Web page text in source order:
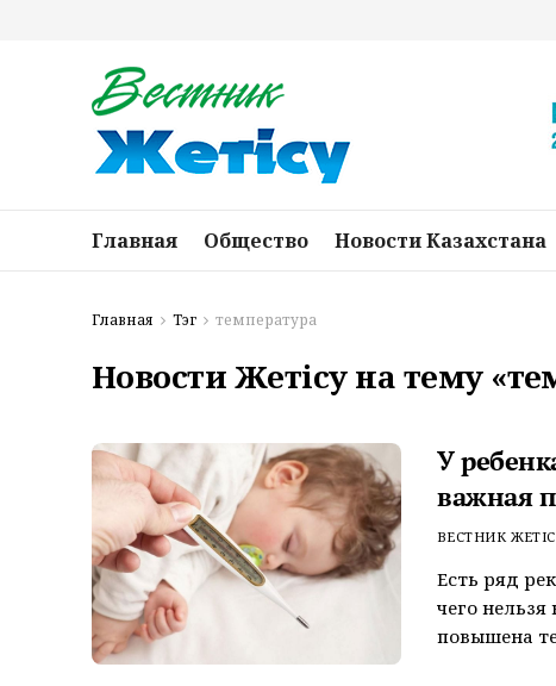
Главная Общество Новости Казахстана
Главная Тэг температура
Новости Жетісу на тему
У
важная
ВЕСТНИК
Есть ряд
чего нельзя
повышена